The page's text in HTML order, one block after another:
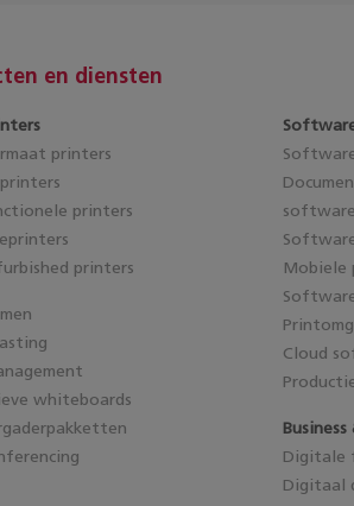
en diensten
printers
printers
printers
whiteboards
software
Mobiele
Cloud
Business
Digitale
Digitaal